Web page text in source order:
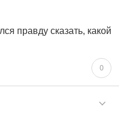
правду сказать, какой
0